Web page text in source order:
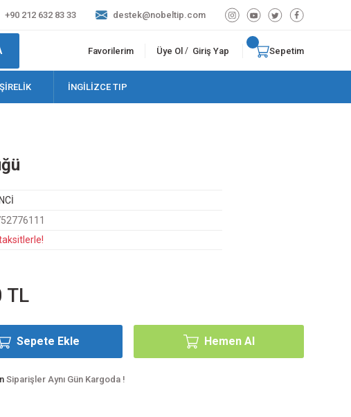
+90 212 632 83 33 destek@nobeltip.com
Favorilerim Üye Ol / Giriş Yap Sepetim
İNGİLİZCE TIP
TL
Sepete Ekle Hemen Al
Siparişler Aynı Gün Kargoda !